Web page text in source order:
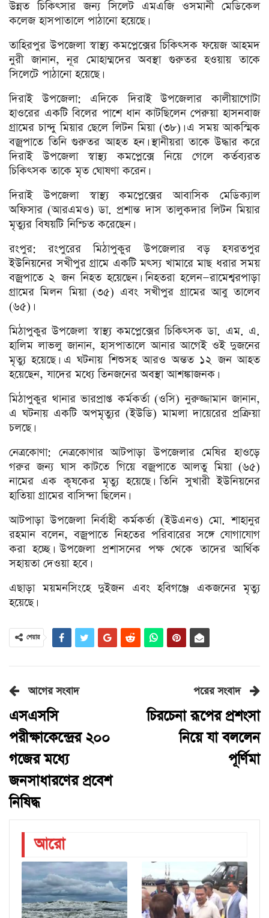
উন্নত চিকিৎসার জন্য সিলেট এমএজি ওসমানী মেডিকেল
কলেজ হাসপাতালে পাঠানো হয়েছে।
তাহিরপুর উপজেলা স্বাস্থ্য কমপ্লেক্সের চিকিৎসক ফয়েজ আহমদ
নুরী জানান, নূর মোহাম্মদের অবস্থা গুরুতর হওয়ায় তাকে
সিলেটে পাঠানো হয়েছে।
দিরাই উপজেলা: এদিকে দিরাই উপজেলার কালীয়াগোটা
হাওরের একটি বিলের পাশে ধান কাটছিলেন পেরুয়া হাসনবাজ
গ্রামের চান্দু মিয়ার ছেলে লিটন মিয়া (৩৮)। এ সময় আকস্মিক
বজ্রপাতে তিনি গুরুতর আহত হন। স্থানীয়রা তাকে উদ্ধার করে
দিরাই উপজেলা স্বাস্থ্য কমপ্লেক্সে নিয়ে গেলে কর্তব্যরত
চিকিৎসক তাকে মৃত ঘোষণা করেন।
দিরাই উপজেলা স্বাস্থ্য কমপ্লেক্সের আবাসিক মেডিক্যাল
অফিসার (আরএমও) ডা. প্রশান্ত দাস তালুকদার লিটন মিয়ার
মৃত্যুর বিষয়টি নিশ্চিত করেছেন।
রংপুর: রংপুরের মিঠাপুকুর উপজেলার বড় হযরতপুর
ইউনিয়নের সখীপুর গ্রামে একটি মৎস্য খামারে মাছ ধরার সময়
বজ্রপাতে ২ জন নিহত হয়েছেন। নিহতরা হলেন—রামেশ্বরপাড়া
গ্রামের মিলন মিয়া (৩৫) এবং সখীপুর গ্রামের আবু তালেব
(৬৫)।
মিঠাপুকুর উপজেলা স্বাস্থ্য কমপ্লেক্সের চিকিৎসক ডা. এম. এ.
হালিম লাভলু জানান, হাসপাতালে আনার আগেই ওই দুজনের
মৃত্যু হয়েছে। এ ঘটনায় শিশুসহ আরও অন্তত ১২ জন আহত
হয়েছেন, যাদের মধ্যে তিনজনের অবস্থা আশঙ্কাজনক।
মিঠাপুকুর থানার ভারপ্রাপ্ত কর্মকর্তা (ওসি) নুরুজ্জামান জানান,
এ ঘটনায় একটি অপমৃত্যুর (ইউডি) মামলা দায়েরের প্রক্রিয়া
চলছে।
নেত্রকোণা: নেত্রকোণার আটপাড়া উপজেলার মেষির হাওড়ে
গরুর জন্য ঘাস কাটতে গিয়ে বজ্রপাতে আলতু মিয়া (৬৫)
নামের এক কৃষকের মৃত্যু হয়েছে। তিনি সুখারী ইউনিয়নের
হাতিয়া গ্রামের বাসিন্দা ছিলেন।
আটপাড়া উপজেলা নির্বাহী কর্মকর্তা (ইউএনও) মো. শাহানুর
রহমান বলেন, বজ্রপাতে নিহতের পরিবারের সঙ্গে যোগাযোগ
করা হচ্ছে। উপজেলা প্রশাসনের পক্ষ থেকে তাদের আর্থিক
সহায়তা দেওয়া হবে।
এছাড়া ময়মনসিংহে দুইজন এবং হবিগঞ্জে একজনের মৃত্যু
হয়েছে।
শেয়ার
আগের সংবাদ
এসএসসি
পরীক্ষাকেন্দ্রের ২০০
গজের মধ্যে
জনসাধারণের প্রবেশ
নিষিদ্ধ
পরের সংবাদ
চিরচেনা রূপের প্রশংসা
নিয়ে যা বললেন
পূর্ণিমা
আরো